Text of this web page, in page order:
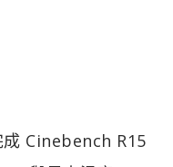
Cinebench R15